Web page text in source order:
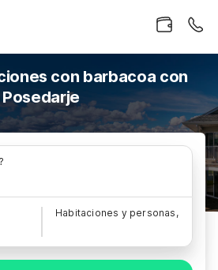
con barbacoa con
Posedarje
Habitaciones y personas,